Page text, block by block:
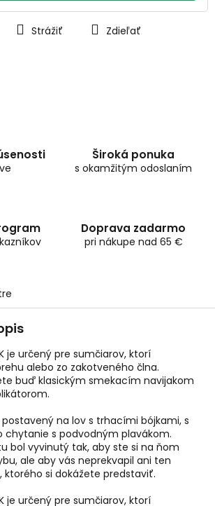
Strážiť Zdieľať
Široká ponuka
s okamžitým odoslaním
Doprava zadarmo
pri nákupe nad 65 €
je určený pre sumčiarov, ktorí
alebo zo zakotveného člna.
buď klasickým smekacím navijakom
postavený na lov s trhacími bójkami, s
chytanie s podvodným plavákom.
bol vyvinutý tak, aby ste si na ňom
ale aby vás neprekvapil ani ten
ktorého si dokážete predstaviť.
je určený pre sumčiarov, ktorí